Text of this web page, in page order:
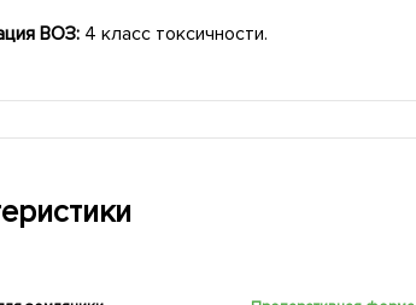
ВОЗ:4 класс токсичности.